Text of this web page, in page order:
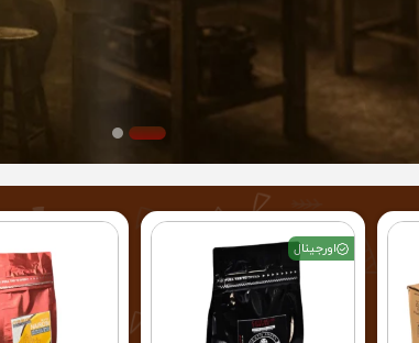
اورجینال